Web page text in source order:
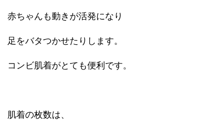
赤ちゃんも動きが活発になり
足をバタつかせたりします。
コンビ肌着がとても便利です。
肌着の枚数は、